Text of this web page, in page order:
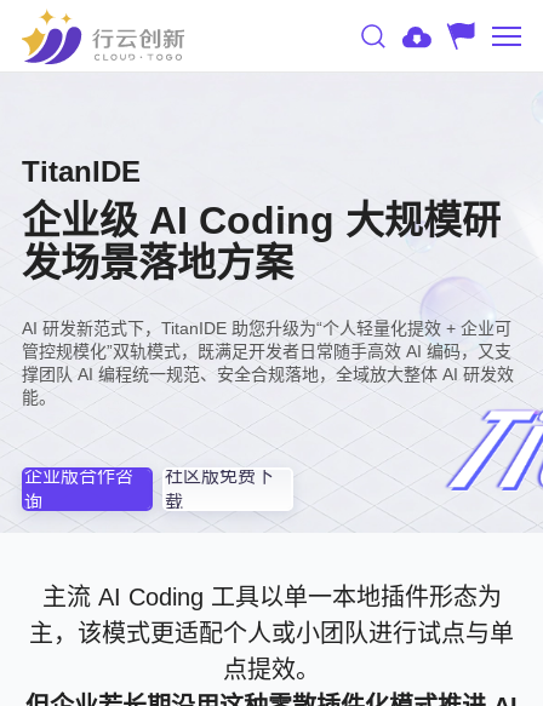
TitanIDE
企业级 AI Coding 大规模研
发场景落地方案
AI 研发新范式下，TitanIDE 助您升级为“个人轻量化提效 + 企业可
管控规模化”双轨模式，既满足开发者日常随手高效 AI 编码，又支
撑团队 AI 编程统一规范、安全合规落地，全域放大整体 AI 研发效
能。
企业版合作咨
询
社区版免费下
载
主流 AI Coding 工具以单一本地插件形态为
主，该模式更适配个人或小团队进行试点与单
点提效。